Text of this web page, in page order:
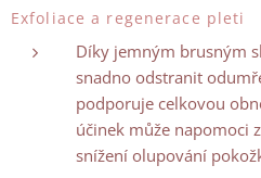
Exfoliace a regenerace pleti
Díky jemným brusným
snadno odstranit
podporuje celkovou
účinek může napomoci
snížení olupování